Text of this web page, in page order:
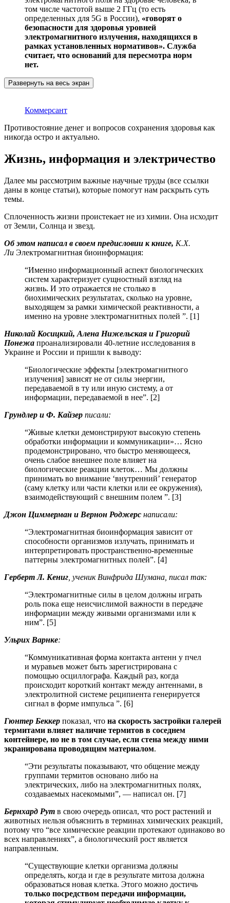
том числе частотой выше 2 ГГц (то есть
определенных для 5G в России), «говорят о
безопасности для здоровья уровней
электромагнитного излучения, находящихся в
рамках установленных нормативов». Служба
считает, что оснований для пересмотра норм
нет.
Развернуть на весь экран
Коммерсант
Противостояние денег и вопросов сохранения здоровья как
никогда остро и актуально.
Жизнь, информация и электричество
Далее мы рассмотрим важные научные труды (все ссылки
даны в конце статьи), которые помогут нам раскрыть суть
темы.
Сплоченность жизни проистекает не из химии. Она исходит
от Земли, Солнца и звезд.
Об этом написал в своем предисловии к книге, К.Х.
Ли Электромагнитная биоинформация:
“Именно информационный аспект биологических
систем характеризует сущностный взгляд на
жизнь. И это отражается не столько в
биохимических результатах, сколько на уровне,
выходящем за рамки химической реактивности, а
именно на уровне электромагнитных полей ”. [1]
Николай Косицкий, Алена Нижельская и Григорий
Понежа проанализировали 40-летние исследования в
Украине и России и пришли к выводу:
“Биологические эффекты [электромагнитного
излучения] зависят не от силы энергии,
передаваемой в ту или иную систему, а от
информации, передаваемой в нее”. [2]
Грундлер и Ф. Кайзер писали:
“Живые клетки демонстрируют высокую степень
обработки информации и коммуникации»… Ясно
продемонстрировано, что быстро меняющееся,
очень слабое внешнее поле влияет на
биологические реакции клеток… Мы должны
принимать во внимание ‘внутренний’ генератор
(саму клетку или части клетки или ее окружения),
взаимодействующий с внешним полем ”. [3]
Джон Циммерман и Вернон Роджерс написали:
“Электромагнитная биоинформация зависит от
способности организмов излучать, принимать и
интерпретировать пространственно-временные
паттерны электромагнитных полей”. [4]
Герберт Л. Кениг , ученик Винфрида Шумана, писал так:
“Электромагнитные силы в целом должны играть
роль пока еще неисчислимой важности в передаче
информации между живыми организмами или к
ним”. [5]
Ульрих Варнке:
“Коммуникативная форма контакта антенн у пчел
и муравьев может быть зарегистрирована с
помощью осциллографа. Каждый раз, когда
происходит короткий контакт между антеннами, в
электролитной системе реципиента генерируется
сигнал в форме импульса ”. [6]
Гюнтер Беккер показал, что на скорость застройки галерей
термитами влияет наличие термитов в соседнем
контейнере, но не в том случае, если стена между ними
экранирована проводящим материалом.
“Эти результаты показывают, что общение между
группами термитов основано либо на
электрических, либо на электромагнитных полях,
создаваемых насекомыми”, — написал он. [7]
Бернхард Рут в свою очередь описал, что рост растений и
животных нельзя объяснить в терминах химических реакций,
потому что “все химические реакции протекают одинаково во
всех направлениях”, а биологический рост является
направленным.
“Существующие клетки организма должны
определять, когда и где в результате митоза должна
образоваться новая клетка. Этого можно достичь
только посредством передачи информации,